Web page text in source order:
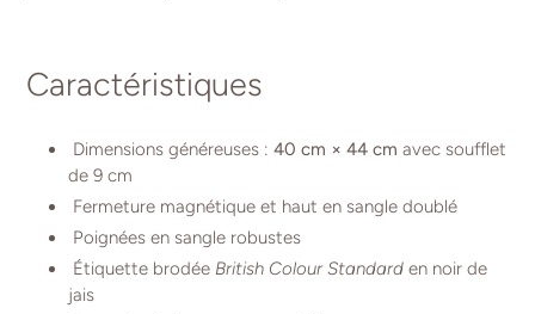
Caractéristiques
Dimensions généreuses : 40 cm × 44 cm avec soufflet
de 9 cm
Fermeture magnétique et haut en sangle doublé
Poignées en sangle robustes
Étiquette brodée British Colour Standard en noir de
jais